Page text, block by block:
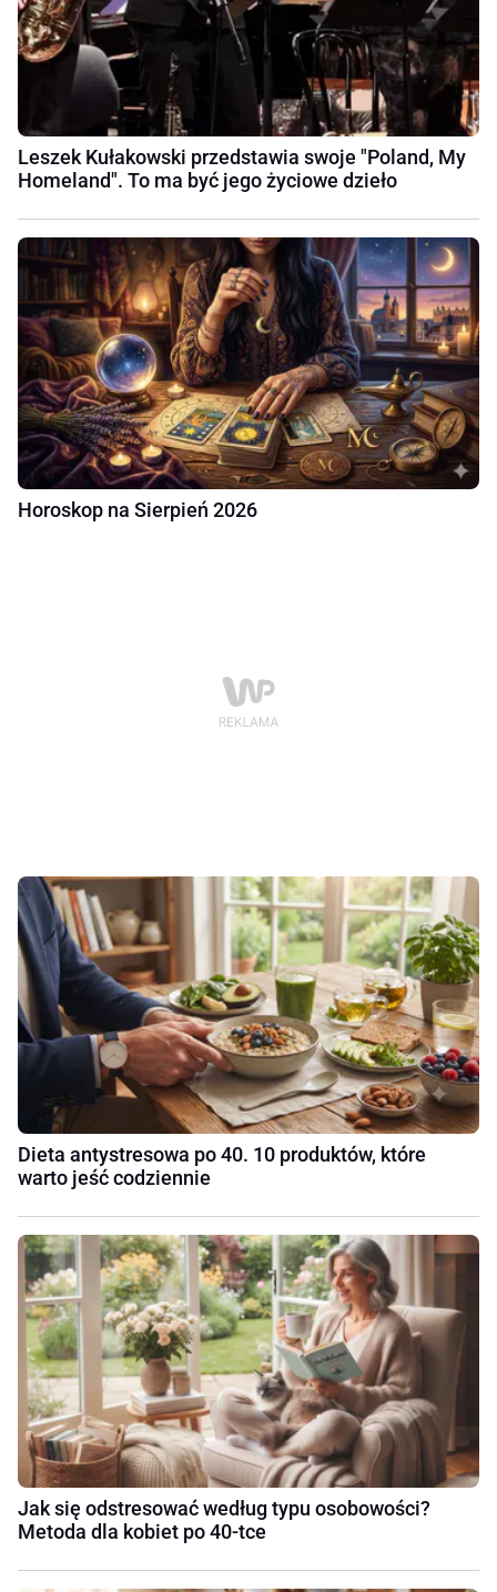
Leszek Kułakowski przedstawia swoje "Poland, My
Homeland". To ma być jego życiowe dzieło
Horoskop na Sierpień 2026
Dieta antystresowa po 40. 10 produktów, które
warto jeść codziennie
Jak się odstresować według typu osobowości?
Metoda dla kobiet po 40-tce